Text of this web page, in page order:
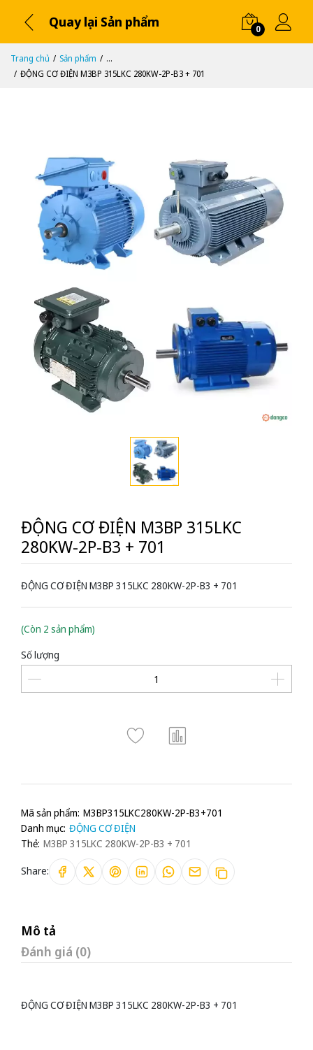
Quay lại Sản phẩm 0
Trang chủ Sản phẩm
...
ĐỘNG CƠ ĐIỆN M3BP 315LKC 280KW-2P-B3 + 701
ĐỘNG CƠ ĐIỆN M3BP 315LKC
280KW-2P-B3 + 701
ĐỘNG CƠ ĐIỆN M3BP 315LKC 280KW-2P-B3 + 701
(Còn 2 sản phẩm)
Số lượng
Mã sản phẩm: M3BP315LKC280KW-2P-B3+701
Danh mục: ĐỘNG CƠ ĐIỆN
Thẻ: M3BP 315LKC 280KW-2P-B3 + 701
Share:
Mô tả
Đánh giá (0)
ĐỘNG CƠ ĐIỆN M3BP 315LKC 280KW-2P-B3 + 701